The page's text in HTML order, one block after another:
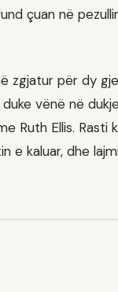
çuan në
zgjatur për dy
vënë në
Ruth Ellis.
e kaluar, dhe